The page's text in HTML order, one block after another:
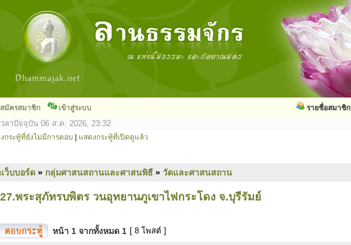
สมัครสมาชิก เข้าสู่ระบบ รายชื่อสมาชิก
ลาปัจจุบัน 06 ส.ค. 2026, 23:32
กระทู้ที่ยังไม่มีการตอบ แสดงกระทู้ที่เปิดดูแล้ว
ว็บบอร์ด » กลุ่มศาสนสถานและศาสนพิธี » วัดและศาสนสถาน
พระสุภัทรบพิตร วนอุทยานภูเขาไฟกระโดง จ.บุรีรัมย์
หน้า 1 จากทั้งหมด 1 [ 8 โพสต์ ]